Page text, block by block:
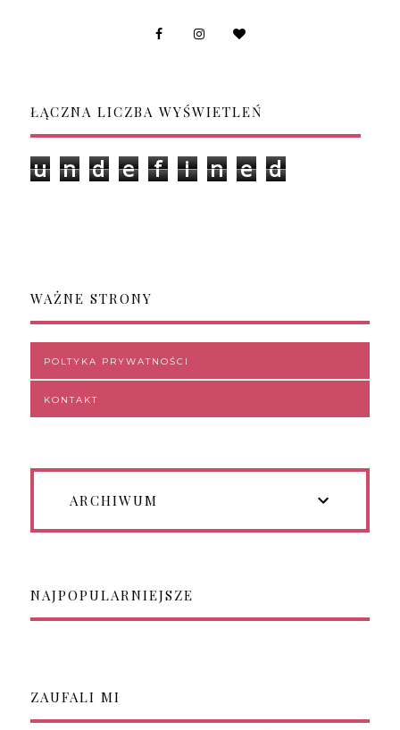
ŁĄCZNA LICZBA WYŚWIETLEŃ
u n d e f i n e d
WAŻNE STRONY
POLTYKA PRYWATNOŚCI
KONTAKT
ARCHIWUM
NAJPOPULARNIEJSZE
ZAUFALI MI